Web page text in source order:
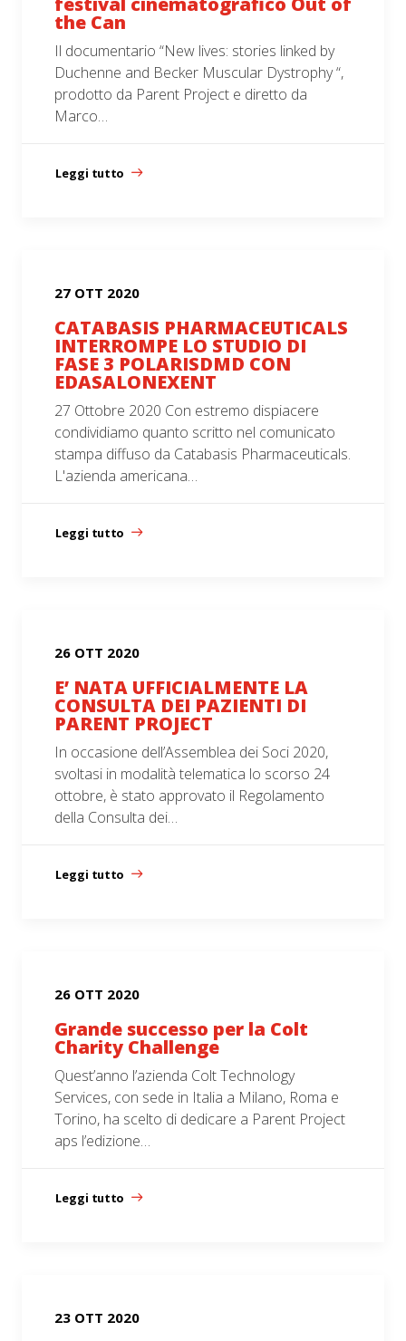
the Can
Il documentario “New lives: stories linked by
Duchenne and Becker Muscular Dystrophy “,
prodotto da Parent Project e diretto da
Marco…
Leggi tutto
27 OTT 2020
CATABASIS PHARMACEUTICALS
INTERROMPE LO STUDIO DI
FASE 3 POLARISDMD CON
EDASALONEXENT
27 Ottobre 2020 Con estremo dispiacere
condividiamo quanto scritto nel comunicato
stampa diffuso da Catabasis Pharmaceuticals.
L'azienda americana…
Leggi tutto
26 OTT 2020
E’ NATA UFFICIALMENTE LA
CONSULTA DEI PAZIENTI DI
PARENT PROJECT
In occasione dell’Assemblea dei Soci 2020,
svoltasi in modalità telematica lo scorso 24
ottobre, è stato approvato il Regolamento
della Consulta dei…
Leggi tutto
26 OTT 2020
Grande successo per la Colt
Charity Challenge
Quest’anno l’azienda Colt Technology
Services, con sede in Italia a Milano, Roma e
Torino, ha scelto di dedicare a Parent Project
aps l’edizione…
Leggi tutto
23 OTT 2020